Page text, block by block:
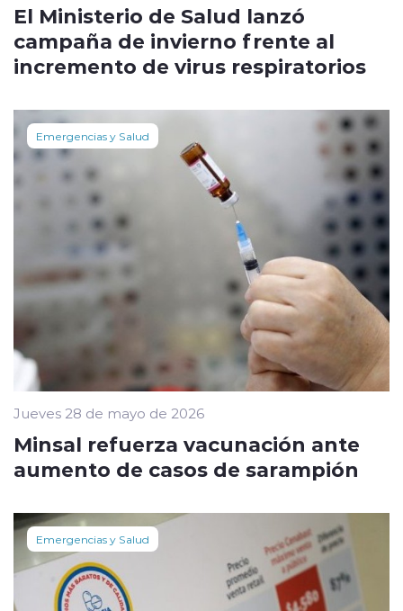
El Ministerio de Salud lanzó
campaña de invierno frente al
incremento de virus respiratorios
Emergencias y Salud
Jueves 28 de mayo de 2026
Minsal refuerza vacunación ante
aumento de casos de sarampión
Emergencias y Salud